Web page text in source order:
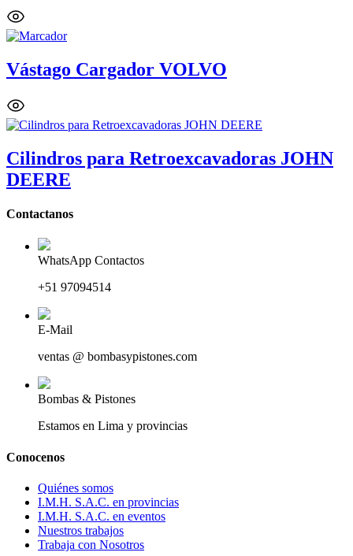
Vástago Cargador VOLVO
Cilindros para Retroexcavadoras JOHN
DEERE
Contactanos
WhatsApp Contactos
+51 97094514
E-Mail
ventas @ bombasypistones.com
Bombas & Pistones
Estamos en Lima y provincias
Conocenos
Quiénes somos
I.M.H. S.A.C. en provincias
I.M.H. S.A.C. en eventos
Nuestros trabajos
Trabaja con Nosotros